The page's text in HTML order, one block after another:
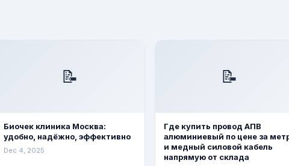
📝
Биочек клиника Москва:
удобно, надёжно, эффективно
Dec 4, 2025
📝
Где купить провод АПВ
алюминиевый по цене за
и медный силовой кабель
напрямую от склада